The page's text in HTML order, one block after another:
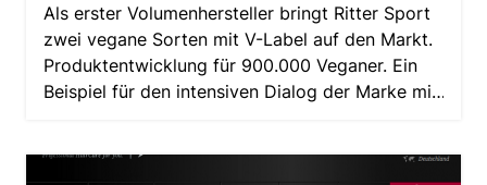
Als erster Volumenhersteller bringt Ritter Sport
zwei vegane Sorten mit V-Label auf den Markt.
Produktentwicklung für 900.000 Veganer. Ein
Beispiel für den intensiven Dialog der Marke mit